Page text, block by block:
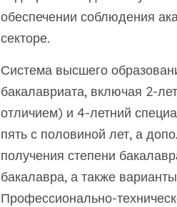
обеспечении соблюдения
секторе.
Система высшего
бакалавриата, включая 2-
отличием) и 4-летний
пять с половиной лет, а
получения степени
бакалавра, а также
Профессионально-